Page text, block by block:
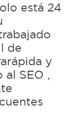
está 24
de
y
SEO ,